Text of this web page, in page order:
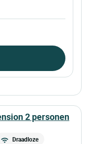
2 personen
Draadloze